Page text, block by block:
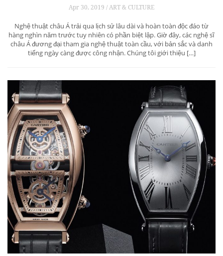
Apr 30, 2019 / ART & CULTURE
Nghệ thuật châu Á trải qua lịch sử lâu dài và hoàn toàn độc đáo từ
hàng nghìn năm trước tuy nhiên có phần biệt lập. Giờ đây, các nghệ sĩ
châu Á đương đại tham gia nghệ thuật toàn cầu, với bản sắc và danh
tiếng ngày càng được công nhận. Chúng tôi giới thiệu […]